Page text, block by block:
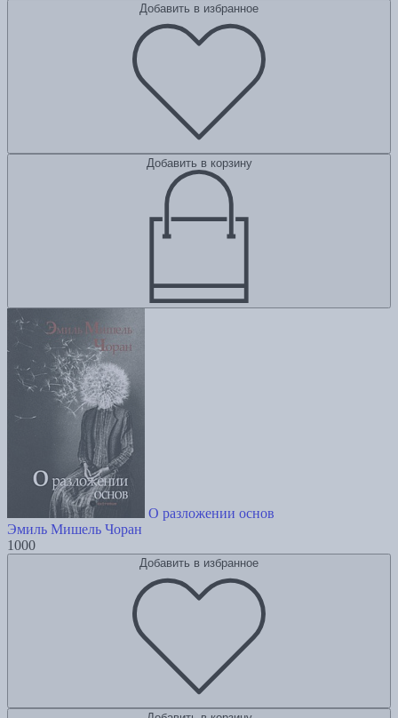
Добавить в избранное
Добавить в корзину
О разложении основ
Эмиль Мишель Чоран
1000
Добавить в избранное